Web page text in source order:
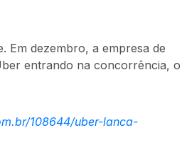
Em dezembro, a empresa de
entrando na concorrência, o
108644/uber-lanca-